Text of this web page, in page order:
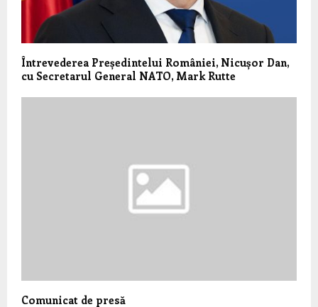
Întrevederea Președintelui României, Nicușor Dan,
cu Secretarul General NATO, Mark Rutte
Comunicat de presă